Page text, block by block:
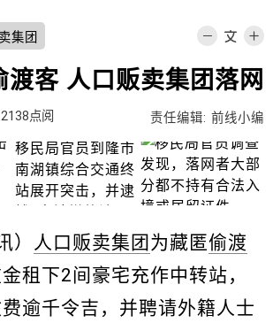
集团
渡客 人口贩卖集团落网
2138点阅 责任编辑: 前线小编
） 人口贩卖集团 为藏匿偷渡
租下2间豪宅充作中转站，
逾千令吉，并聘请外籍人士